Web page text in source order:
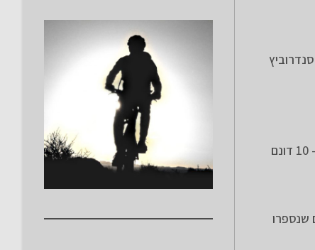
40 שנה לאחר מכן, רכשה ב- 1904 הכנסייה הקתולית שטח בכפר מתושבי האזור ומהטורקים. על השטח שנרכש בפאתי הכפר – 10 דונם
התושבים שנספרו